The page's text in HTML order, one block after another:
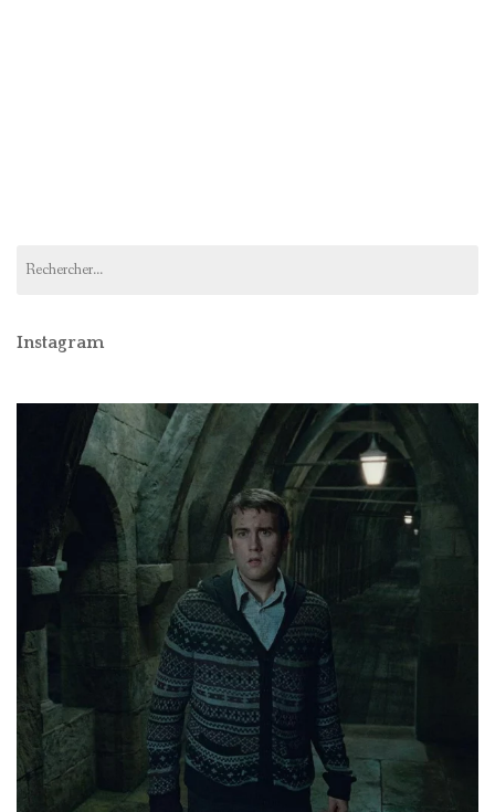
Instagram